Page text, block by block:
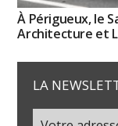
À Périgueux, le
Architecture et
LA